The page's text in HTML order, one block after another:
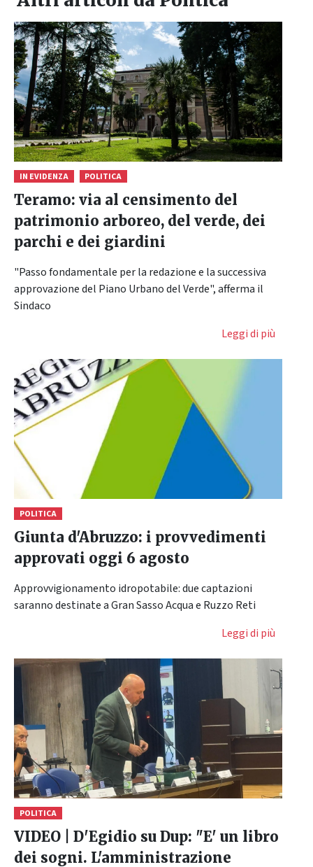
IN EVIDENZA POLITICA
Teramo: via al censimento del
patrimonio arboreo, del verde, dei
parchi e dei giardini
"Passo fondamentale per la redazione e la successiva
approvazione del Piano Urbano del Verde", afferma il
Sindaco
Leggi di più
POLITICA
Giunta d'Abruzzo: i provvedimenti
approvati oggi 6 agosto
Approvvigionamento idropotabile: due captazioni
saranno destinate a Gran Sasso Acqua e Ruzzo Reti
Leggi di più
POLITICA
VIDEO | D'Egidio su Dup: "E' un libro
dei sogni. L'amministrazione